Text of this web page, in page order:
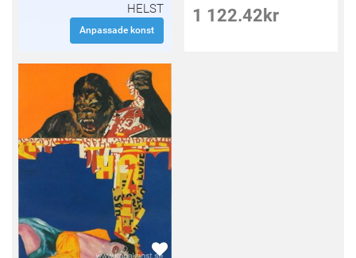
HELST
Anpassade konst
1 122.42 kr